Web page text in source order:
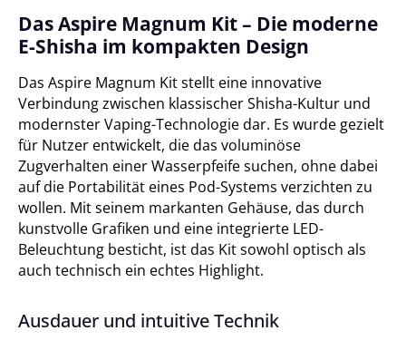
Das Aspire Magnum Kit – Die moderne
E-Shisha im kompakten Design
Das Aspire Magnum Kit stellt eine innovative
Verbindung zwischen klassischer Shisha-Kultur und
modernster Vaping-Technologie dar. Es wurde gezielt
für Nutzer entwickelt, die das voluminöse
Zugverhalten einer Wasserpfeife suchen, ohne dabei
auf die Portabilität eines Pod-Systems verzichten zu
wollen. Mit seinem markanten Gehäuse, das durch
kunstvolle Grafiken und eine integrierte LED-
Beleuchtung besticht, ist das Kit sowohl optisch als
auch technisch ein echtes Highlight.
Ausdauer und intuitive Technik